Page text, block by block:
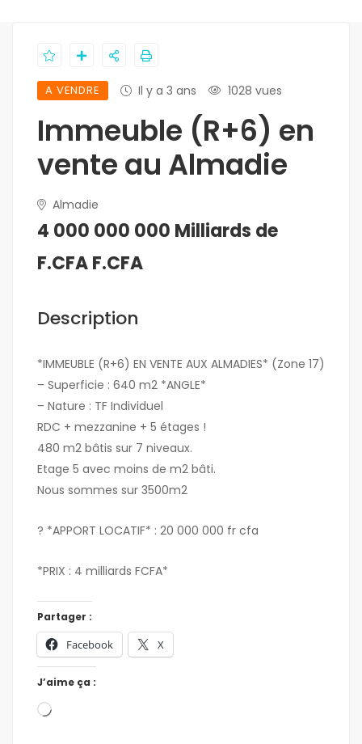
A VENDRE Il y a 3 ans 1028 vues
Immeuble (R+6) en
vente au Almadie
Almadie
4 000 000 000 Milliards de
F.CFA F.CFA
Description
*IMMEUBLE (R+6) EN VENTE AUX ALMADIES* (Zone 17)
– Superficie : 640 m2 *ANGLE*
– Nature : TF Individuel
RDC + mezzanine + 5 étages !
480 m2 bâtis sur 7 niveaux.
Etage 5 avec moins de m2 bâti.
Nous sommes sur 3500m2
? *APPORT LOCATIF* : 20 000 000 fr cfa
*PRIX : 4 milliards FCFA*
Partager :
Facebook X
J’aime ça :